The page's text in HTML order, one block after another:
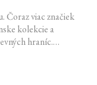
Čoraz viac značiek
kolekcie a
hraníc.
môžu čoskoro